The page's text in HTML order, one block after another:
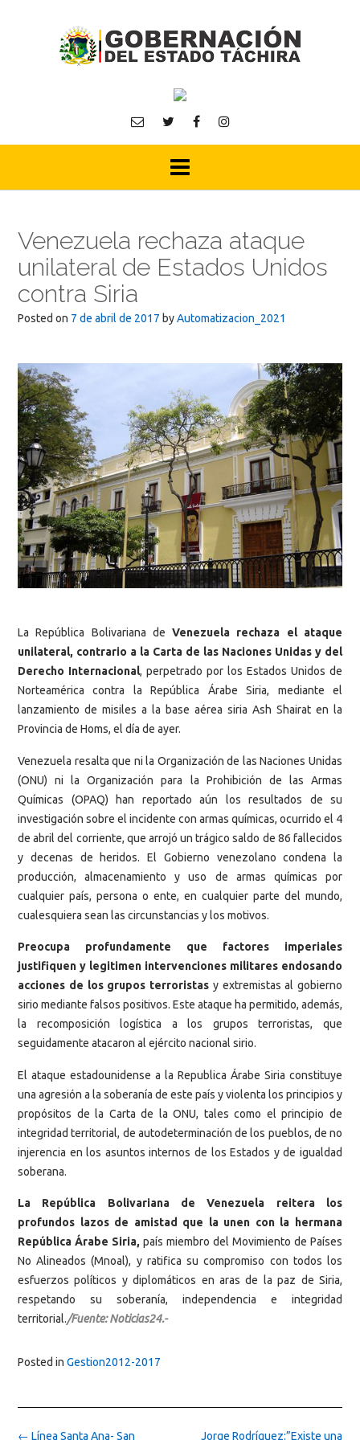
Venezuela rechaza ataque
unilateral de Estados Unidos
contra Siria
Posted on 7 de abril de 2017 byAutomatizacion_2021
La República Bolivariana deVenezuela rechaza el ataque
unilateral, contrario a la Carta de las Naciones Unidas y del
Derecho Internacional, perpetrado por los Estados Unidos de
Norteamérica contra la República Árabe Siria, mediante el
lanzamiento de misiles a la base aérea siria Ash Shairat en la
Provincia de Homs, el día de ayer.
Venezuela resalta que ni la Organización de las Naciones Unidas
(ONU) ni la Organización para la Prohibición de las Armas
Químicas (OPAQ) han reportado aún los resultados de su
investigación sobre el incidente con armas químicas, ocurrido el 4
de abril del corriente, que arrojó un trágico saldo de 86 fallecidos
y decenas de heridos. El Gobierno venezolano condena la
producción, almacenamiento y uso de armas químicas por
cualquier país, persona o ente, en cualquier parte del mundo,
cualesquiera sean las circunstancias y los motivos.
Preocupa profundamente que factores imperiales
justifiquen y legitimen intervenciones militares endosando
acciones de los grupos terroristas y extremistas al gobierno
sirio mediante falsos positivos. Este ataque ha permitido, además,
la recomposición logística a los grupos terroristas, que
seguidamente atacaron al ejército nacional sirio.
El ataque estadounidense a la Republica Árabe Siria constituye
una agresión a la soberanía de este país y violenta los principios y
propósitos de la Carta de la ONU, tales como el principio de
integridad territorial, de autodeterminación de los pueblos, de no
injerencia en los asuntos internos de los Estados y de igualdad
soberana.
La República Bolivariana de Venezuela reitera los
profundos lazos de amistad que la unen con la hermana
República Árabe Siria, país miembro del Movimiento de Países
No Alineados (Mnoal), y ratifica su compromiso con todos los
esfuerzos políticos y diplomáticos en aras de la paz de Siria,
respetando su soberanía, independencia e integridad
territorial./Fuente: Noticias24.-
Posted in Gestion2012-2017
Post Jorge Rodríguez:”Existe una
← Línea Santa Ana- San